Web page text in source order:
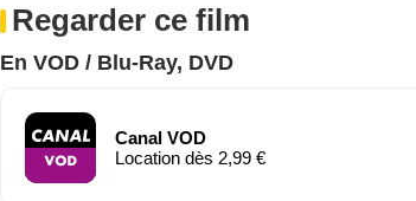
Regarder ce film
En VOD / Blu-Ray, DVD
Canal VOD
Location dès 2,99 €